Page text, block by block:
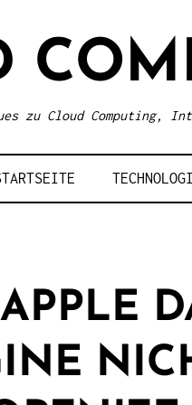
zu Cloud Computing,